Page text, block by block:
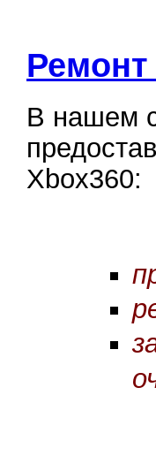
В нашем
Xbox360: